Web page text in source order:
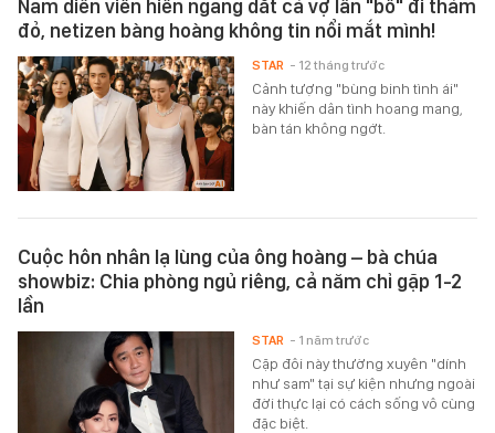
Nam diễn viên hiên ngang dắt cả vợ lẫn "bồ" đi thảm
đỏ, netizen bàng hoàng không tin nổi mắt mình!
Cảnh tượng "bùng binh tình ái"
này khiến dân tình hoang mang,
bàn tán không ngớt.
STAR - 12 tháng trước
Cuộc hôn nhân lạ lùng của ông hoàng – bà chúa
showbiz: Chia phòng ngủ riêng, cả năm chỉ gặp 1-2
lần
Cặp đôi này thường xuyên "dính
như sam" tại sự kiện nhưng ngoài
đời thực lại có cách sống vô cùng
đặc biệt.
STAR - 1 năm trước